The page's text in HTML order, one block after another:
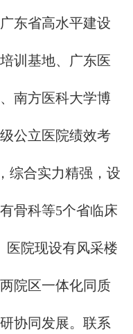
东省高水平建设
训基地、广东医
南方医科大学博
公立医院绩效考
综合实力精强，设
骨科等5个省临床
医院现设有风采楼
院区一体化同质
协同发展。联系